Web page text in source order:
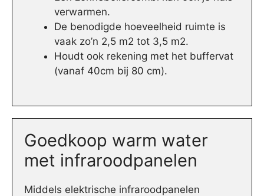
verwarmen.
De benodigde hoeveelheid ruimte is
vaak zo’n 2,5 m2 tot 3,5 m2.
Houdt ook rekening met het buffervat
(vanaf 40cm bij 80 cm).
Goedkoop warm water
met infraroodpanelen
Middels elektrische infraroodpanelen